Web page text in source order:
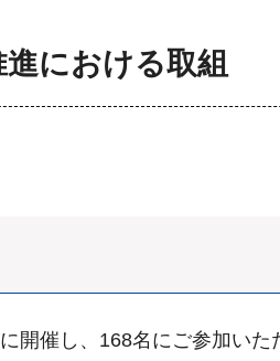
における取組
開催し、168名にご参加い